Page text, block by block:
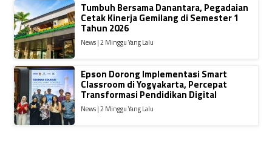
Tumbuh Bersama Danantara, Pegadaian
Cetak Kinerja Gemilang di Semester 1
Tahun 2026
News | 2 Minggu Yang Lalu
Epson Dorong Implementasi Smart
Classroom di Yogyakarta, Percepat
Transformasi Pendidikan Digital
News | 2 Minggu Yang Lalu